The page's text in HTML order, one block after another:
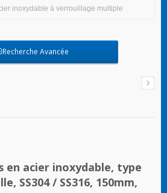
inoxydable à verrouillage multiple
Recherche Avancée
en acier inoxydable, type
SS304 / SS316, 150mm,